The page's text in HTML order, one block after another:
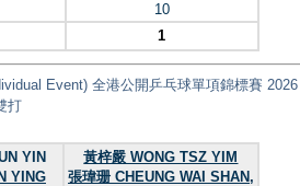
10
1
Event) 全港公開乒乓球單項錦標賽 2026
打
YIN
YING
黃梓嚴 WONG TSZ YIM
張瑋珊 CHEUNG WAI SHAN,